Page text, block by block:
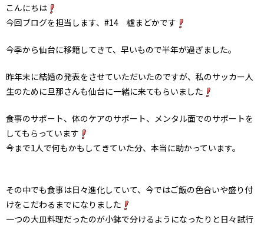
こんにちは
今回ブログを担当します、#14 櫨まどかです
今季から仙台に移籍してきて、早いもので半年が過ぎました。
昨年末に結婚の発表をさせていただいたのですが、私のサッカー人
生のために旦那さんも仙台に一緒に来てもらいました
食事のサポート、体のケアのサポート、メンタル面でのサポートを
してもらっています
今まで1人で何もかもしてきていた分、本当に助かっています。
その中でも食事は日々進化していて、今ではご飯の色合いや盛り付
けをこだわるまでになりました
一つの大皿料理だったのが小鉢で分けるようになったりと日々試行